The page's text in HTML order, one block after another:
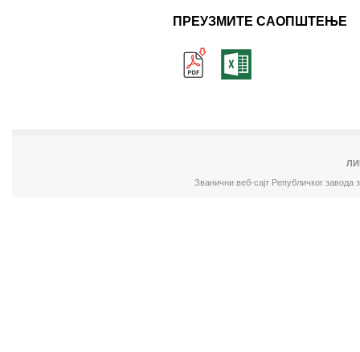
ПРЕУЗМИТЕ САОПШТЕЊЕ
Званични веб-сајт Републичког